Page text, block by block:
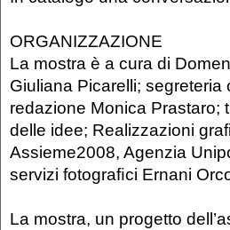
ORGANIZZAZIONE
La mostra è a cura di
Giuliana Picarelli;
redazione Monica Prastaro;
delle idee; Realizzazioni
Assieme2008, Agenzia
servizi fotograﬁci Ernani
La mostra, un progetto